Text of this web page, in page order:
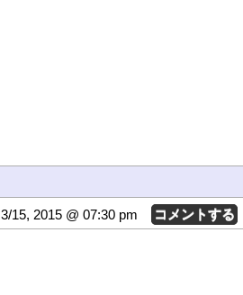
3/15, 2015 @ 07:30 pm コメントする